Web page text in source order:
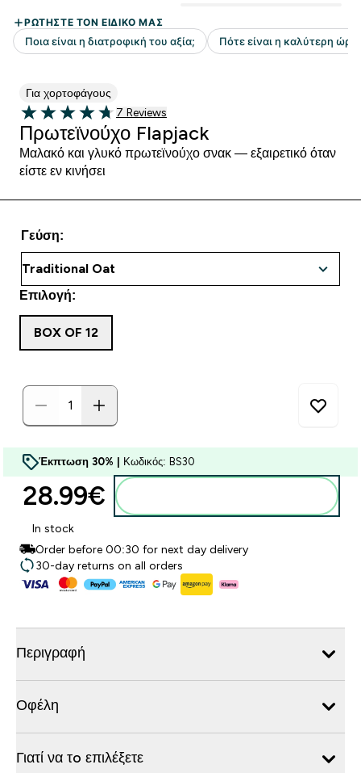
Για χορτοφάγους
4.71 out of 5 stars
7 customer reviews
7 Reviews
Πρωτεϊνούχο Flapjack
Μαλακό και γλυκό πρωτεϊνούχο σνακ — εξαιρετικό όταν
είστε εν κινήσει
Γεύση:
Επιλογή:
BOX OF 12
Έκπτωση 30% | Κωδικός: BS30
28.99€‎
In stock
Order before 00:30 for next day delivery
30-day returns on all orders
Περιγραφή
Οφέλη
Γιατί να τo επιλέξετε